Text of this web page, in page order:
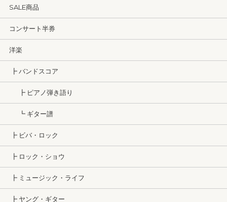
SALE商品
コンサート半券
洋楽
┣ バンドスコア
┣ ピアノ弾き語り
┗ ギター譜
┣ ビバ・ロック
┣ ロック・ショウ
┣ ミュージック・ライフ
┣ ヤング・ギター